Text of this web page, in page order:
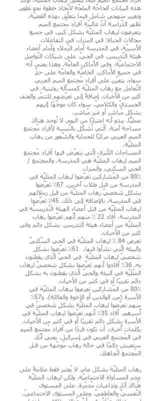
هذه البيانات الحاجّة الملحّة لاتّخاذ خطوة نحو تطوير
وتغيير منهجي شامل فيما يتعلّق بهذه القضيّة.
تظهر الدّراسة أنّ غالبيّة أفراد مُجتمع الميم
يتعرضون لرهاب المثليّة بشكل كبير، في جميع
مجالات الحياة: في المنزل، في التفاعلات
الأسريّة، في المدرسة أمام الزّملاء وأمام أعضاء
هيئة التّدريس، في الحيّ، على شبكات التّواصل
الاجتماعيّة، وفي الأماكن العامّة. وهذا يعني أنه
في جميع الأماكن، الخاصّة والعامّة على حدٍّ
سواء، يتعيّن على أفراد مُجتمع الميم العربي
التّعامل مع رهاب المثليّة كمسألة روتينية، في
كثير من الأحيان. إضافةً إلى تعرّضهم للتنمّر والعنف
الجسديّ والكلاميّ، سواء كان موجّهًا إليهم
بشكل مُباشر أو غير مُباشر.
عمليًّا، يبدو أنه اعتبارًا من اليوم، لا تُوجد هناك
مساحة آمنة، الّتي تُشكّل بالنّسبة لأفراد مُجتمع
الميم العربي مركزًا للحماية والشّعور من رهاب
المثليّة.
المساحات الكُبرى الّتي يتعرّض فيها أفراد مُجتمع
الميم لرهاب المثليّة هي المدرسة، والمجتمع /
الحي السكني، والمنزل.
88٪ من المُشاركين تعرّضوا لرهاب المثليّة في
المدرسة من قبل طلاب آخرين. 67٪ تعرّضوا
بشكلٍ شخصيّ رهاب المثليّة من قبل زملائهم
في المدرسة. بالإضافة إلى ذلك، 45٪ تعرّضوا
لرهاب المثليّة من قبل أعضاء الهيئة التّدريسيّة في
المدرسة. أفاد 22 ٪ منهم أنّهم تعرّضوا رهاب
المثليّة من أعضاء هيئة التدريس، بشكلٍ دائم وفي
كثير من الأحيان.
تعرض 84 ٪ لرهاب المثليّة في الحي السّكنيّ
والبيئة الّتي نشأوا فيها. 61٪ تعرّضوا بشكلٍ
شخصيّ لرهاب المثليّة في الحيّ الّذي يقطنون
به. 36٪ أفادوا أنهم تعرّضوا بشكلٍ شخصيّ لرهاب
المثّليّة في البيئة والحيّ الّذي يقطنون به بشكلٍ
دائم تقريبًا أو في كثير من الأحيان.
80٪ من المُشاركين تعرضوا برهاب المثليّة في
الأسرة (من الوالدين أو الإخوة والعائلة)، و57٪
منهم تعرّضوا لرهاب المثليّة بشكلٍ شخصيّ في
أُسرهم. أفاد 35٪ أنهم تعرّضوا لرهاب المثليّة في
الأسرة بشكلٍ دائم تقريبًا أو في كثير من الأحيان.
بكلمات أُخرى، أن تكون فردًا من أفراد مُجتمع الميم
في المُجتمع العربي في إسرائيل، يعني أنّك
ستعيش دائمًا في حالة رهاب مُوجّهة من قبل
المُجتمع اتّجاهك.
رهاب المثليّة بشكل عام، لا يُعتبر فقط علامةً على
عدم المساواة الاجتماعيّة، ولكن لرهاب المثليّة
هُناك آثار وتداعيات مُدمّرة، على المستوى
النّفسيّ والعاطفيّ، وعلى المستوى الاجتماعيّ.